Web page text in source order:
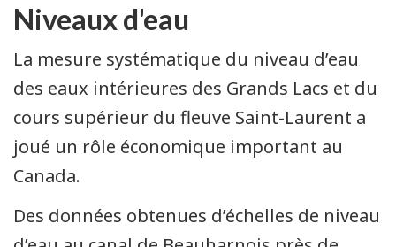
Niveaux d'eau
La mesure systématique du niveau d’eau
des eaux intérieures des Grands Lacs et du
cours supérieur du fleuve Saint-Laurent a
joué un rôle économique important au
Canada.
Des données obtenues d’échelles de niveau